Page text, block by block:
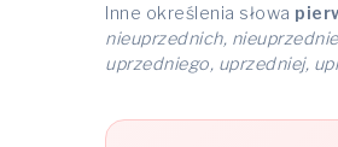
Inne określenia słowa
nieuprzednich,
uprzedniego, uprzedniej,